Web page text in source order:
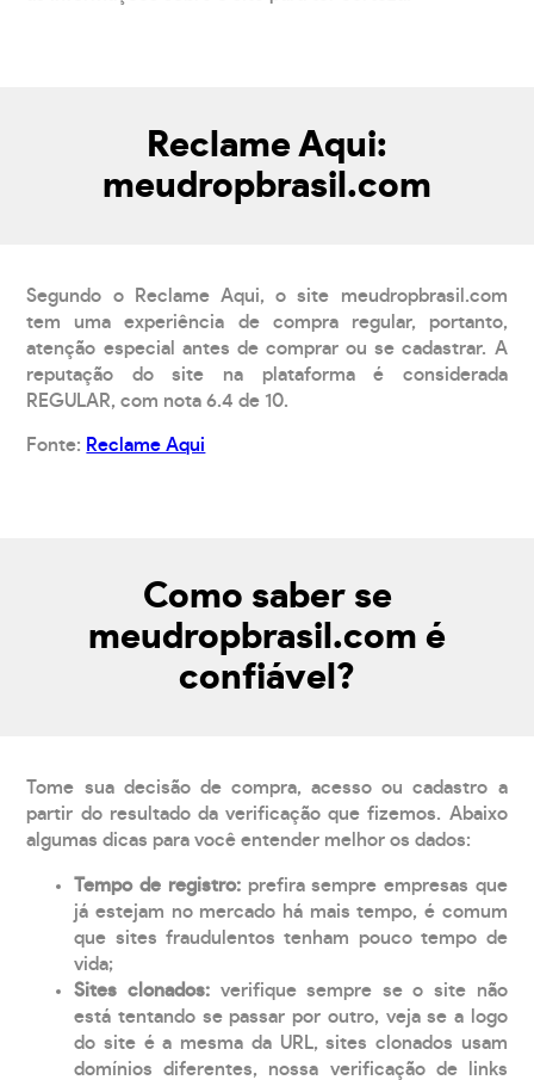
Reclame Aqui:
meudropbrasil.com
Segundo o Reclame Aqui, o site meudropbrasil.com
tem uma experiência de compra regular, portanto,
atenção especial antes de comprar ou se cadastrar. A
reputação do site na plataforma é considerada
REGULAR, com nota 6.4 de 10.
Fonte: Reclame Aqui
Como saber se
meudropbrasil.com é
confiável?
Tome sua decisão de compra, acesso ou cadastro a
partir do resultado da verificação que fizemos. Abaixo
algumas dicas para você entender melhor os dados:
Tempo de registro: prefira sempre empresas que
já estejam no mercado há mais tempo, é comum
que sites fraudulentos tenham pouco tempo de
vida;
Sites clonados: verifique sempre se o site não
está tentando se passar por outro, veja se a logo
do site é a mesma da URL, sites clonados usam
domínios diferentes, nossa verificação de links